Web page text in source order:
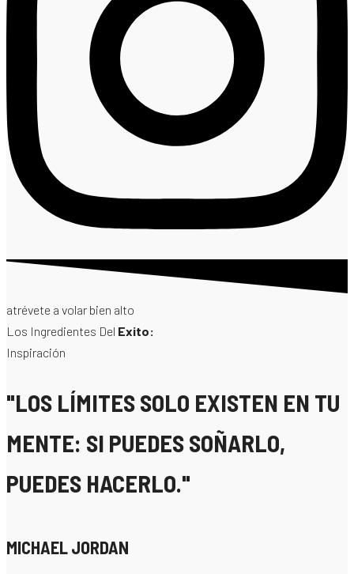
atrévete a volar bien alto
Los Ingredientes Del Exito:
Inspiración
"LOS LÍMITES SOLO EXISTEN EN TU
MENTE: SI PUEDES SOÑARLO,
PUEDES HACERLO."
MICHAEL JORDAN